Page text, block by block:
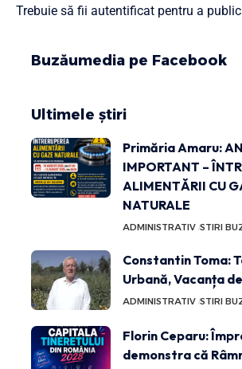
Trebuie să fii autentificat pentru a
Buzăumedia pe Facebook
Ultimele știri
Primăria Amaru:
IMPORTANT –
ALIMENTĂRII CU
NATURALE
ADMINISTRATIV STIRI
Constantin Toma:
Urbană, Vacanța
ADMINISTRATIV STIRI
Florin Ceparu:
demonstra că